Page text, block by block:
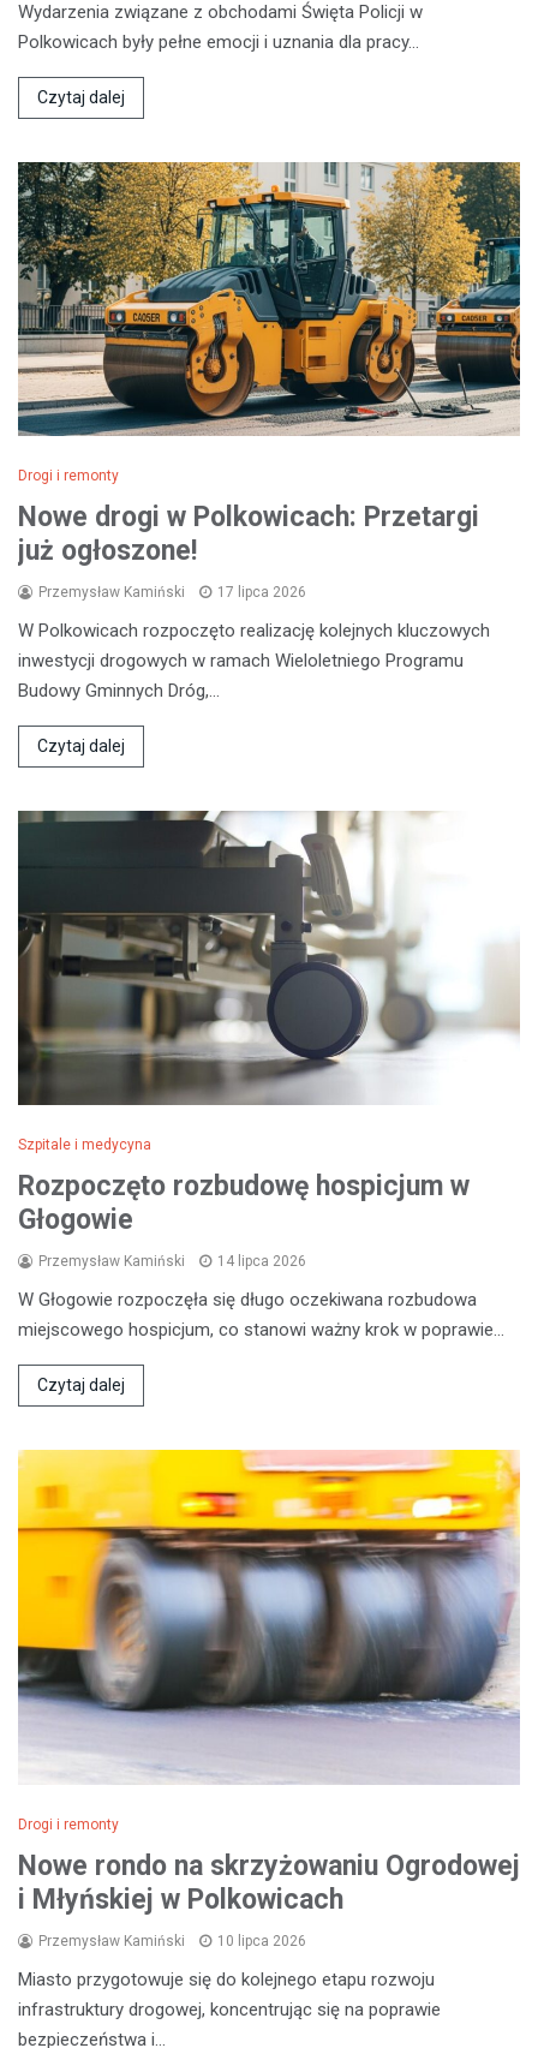
Wydarzenia związane z obchodami Święta Policji w
Polkowicach były pełne emocji i uznania dla pracy…
Czytaj dalej
Drogi i remonty
Nowe drogi w Polkowicach: Przetargi
już ogłoszone!
Przemysław Kamiński 17 lipca 2026
W Polkowicach rozpoczęto realizację kolejnych kluczowych
inwestycji drogowych w ramach Wieloletniego Programu
Budowy Gminnych Dróg,…
Czytaj dalej
Szpitale i medycyna
Rozpoczęto rozbudowę hospicjum w
Głogowie
Przemysław Kamiński 14 lipca 2026
W Głogowie rozpoczęła się długo oczekiwana rozbudowa
miejscowego hospicjum, co stanowi ważny krok w poprawie…
Czytaj dalej
Drogi i remonty
Nowe rondo na skrzyżowaniu Ogrodowej
i Młyńskiej w Polkowicach
Przemysław Kamiński 10 lipca 2026
Miasto przygotowuje się do kolejnego etapu rozwoju
infrastruktury drogowej, koncentrując się na poprawie
bezpieczeństwa i…